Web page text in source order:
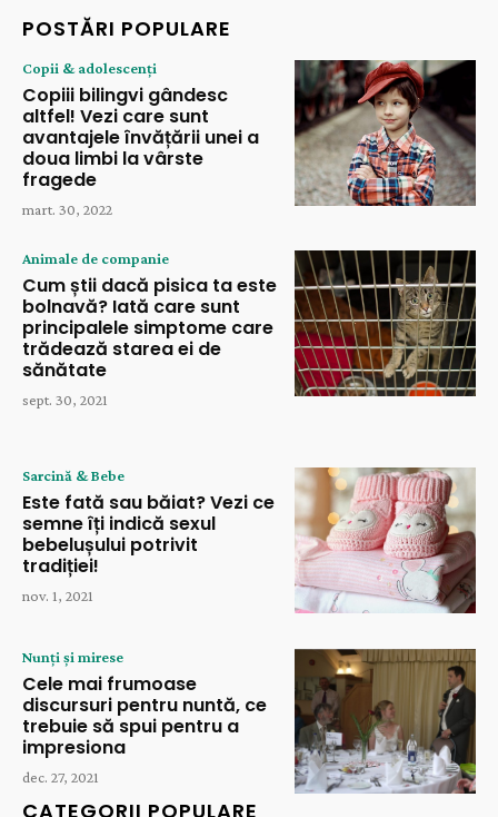
POSTĂRI POPULARE
Copii & adolescenți
Copiii bilingvi gândesc
altfel! Vezi care sunt
avantajele învățării unei a
doua limbi la vârste
fragede
mart. 30, 2022
Animale de companie
Cum știi dacă pisica ta este
bolnavă? Iată care sunt
principalele simptome care
trădează starea ei de
sănătate
sept. 30, 2021
Sarcină & Bebe
Este fată sau băiat? Vezi ce
semne îți indică sexul
bebelușului potrivit
tradiției!
nov. 1, 2021
Nunți și mirese
Cele mai frumoase
discursuri pentru nuntă, ce
trebuie să spui pentru a
impresiona
dec. 27, 2021
CATEGORII POPULARE